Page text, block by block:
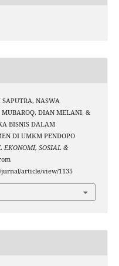
NASWA
DIAN MELANI, &
BISNIS DALAM
DI UMKM PENDOPO
EKONOMI, SOSIAL &
article/view/1135